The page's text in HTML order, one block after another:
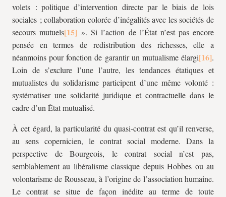
volets : politique d’intervention directe par le biais de lois
sociales ; collaboration colorée d’inégalités avec les sociétés de
secours mutuels
». Si l’action de l’État n’est pas encore
pensée en termes de redistribution des richesses, elle a
néanmoins pour fonction de garantir un mutualisme élargi
.
Loin de s’exclure l’une l’autre, les tendances étatiques et
mutualistes du solidarisme participent d’une même volonté :
systématiser une solidarité juridique et contractuelle dans le
cadre d’un État mutualisé.
À cet égard, la particularité du quasi-contrat est qu’il renverse,
au sens copernicien, le contrat social moderne. Dans la
perspective de Bourgeois, le contrat social n’est pas,
semblablement au libéralisme classique depuis Hobbes ou au
volontarisme de Rousseau, à l’origine de l’association humaine.
Le contrat se situe de façon inédite au terme de toute